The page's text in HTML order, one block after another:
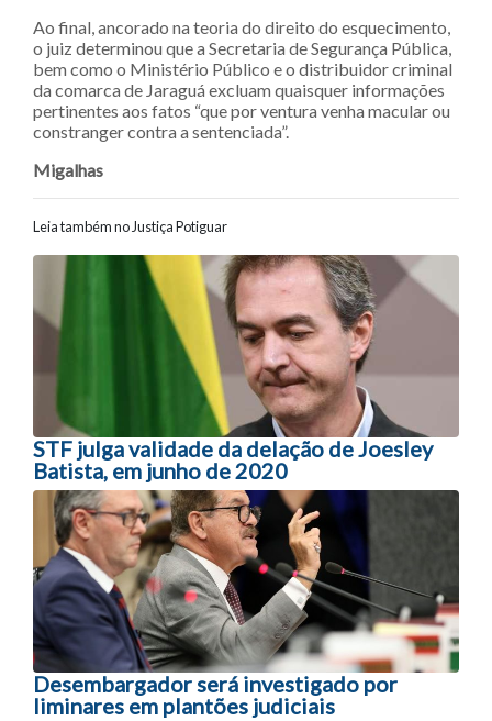
Ao final, ancorado na teoria do direito do esquecimento,
o juiz determinou que a Secretaria de Segurança Pública,
bem como o Ministério Público e o distribuidor criminal
da comarca de Jaraguá excluam quaisquer informações
pertinentes aos fatos “que por ventura venha macular ou
constranger contra a sentenciada”.
Migalhas
Leia também no Justiça Potiguar
Navegação entre posts
STF julga validade da delação de Joesley
Batista, em junho de 2020
Desembargador será investigado por
liminares em plantões judiciais